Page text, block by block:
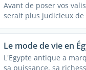
Avant de poser vos
serait plus judicieux
toutes les ...
Le mode de vie en
L'Egypte antique a
sa puissance, sa